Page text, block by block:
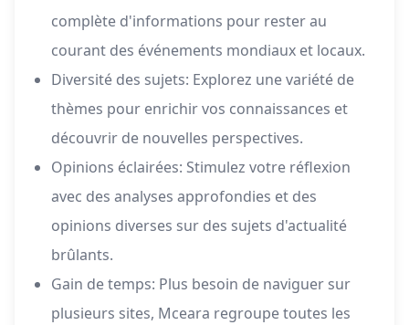
complète d'informations pour rester au
courant des événements mondiaux et locaux.
Diversité des sujets: Explorez une variété de
thèmes pour enrichir vos connaissances et
découvrir de nouvelles perspectives.
Opinions éclairées: Stimulez votre réflexion
avec des analyses approfondies et des
opinions diverses sur des sujets d'actualité
brûlants.
Gain de temps: Plus besoin de naviguer sur
plusieurs sites, Mceara regroupe toutes les